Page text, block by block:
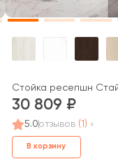
Стойка ресепшн
30 809
5.0отзывов (1)
В корзину